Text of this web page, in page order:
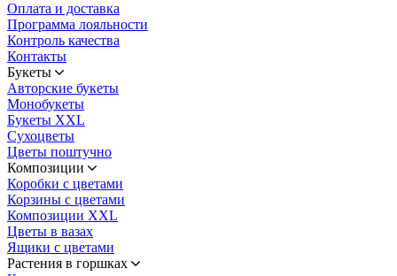
Оплата и доставка
Программа лояльности
Контроль качества
Контакты
Букеты
Авторские букеты
Монобукеты
Букеты XXL
Сухоцветы
Цветы поштучно
Композиции
Коробки с цветами
Корзины с цветами
Композиции XXL
Цветы в вазах
Ящики с цветами
Растения в горшках